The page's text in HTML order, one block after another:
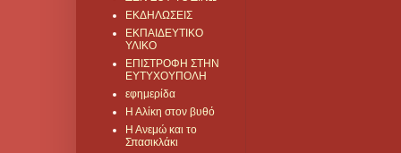
ΕΚΔΗΛΩΣΕΙΣ
ΕΚΠΑΙΔΕΥΤΙΚΟ
ΥΛΙΚΟ
ΕΠΙΣΤΡΟΦΗ ΣΤΗΝ
ΕΥΤΥΧΟΥΠΟΛΗ
εφημερίδα
Η Αλίκη στον βυθό
Η Ανεμώ και το
Σπασικλάκι